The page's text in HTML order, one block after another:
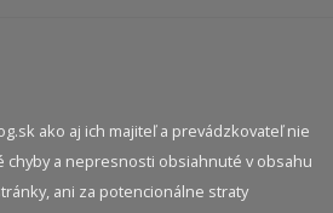
ako aj ich majiteľ a prevádzkovateľ nie
chyby a nepresnosti obsiahnuté v obsahu
ani za potencionálne straty